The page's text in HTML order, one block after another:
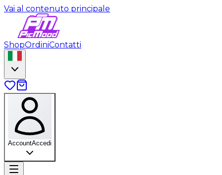
Vai al contenuto principale
ShopOrdiniContatti
AccountAccedi